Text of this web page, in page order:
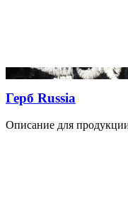
Герб Russia
Описание для